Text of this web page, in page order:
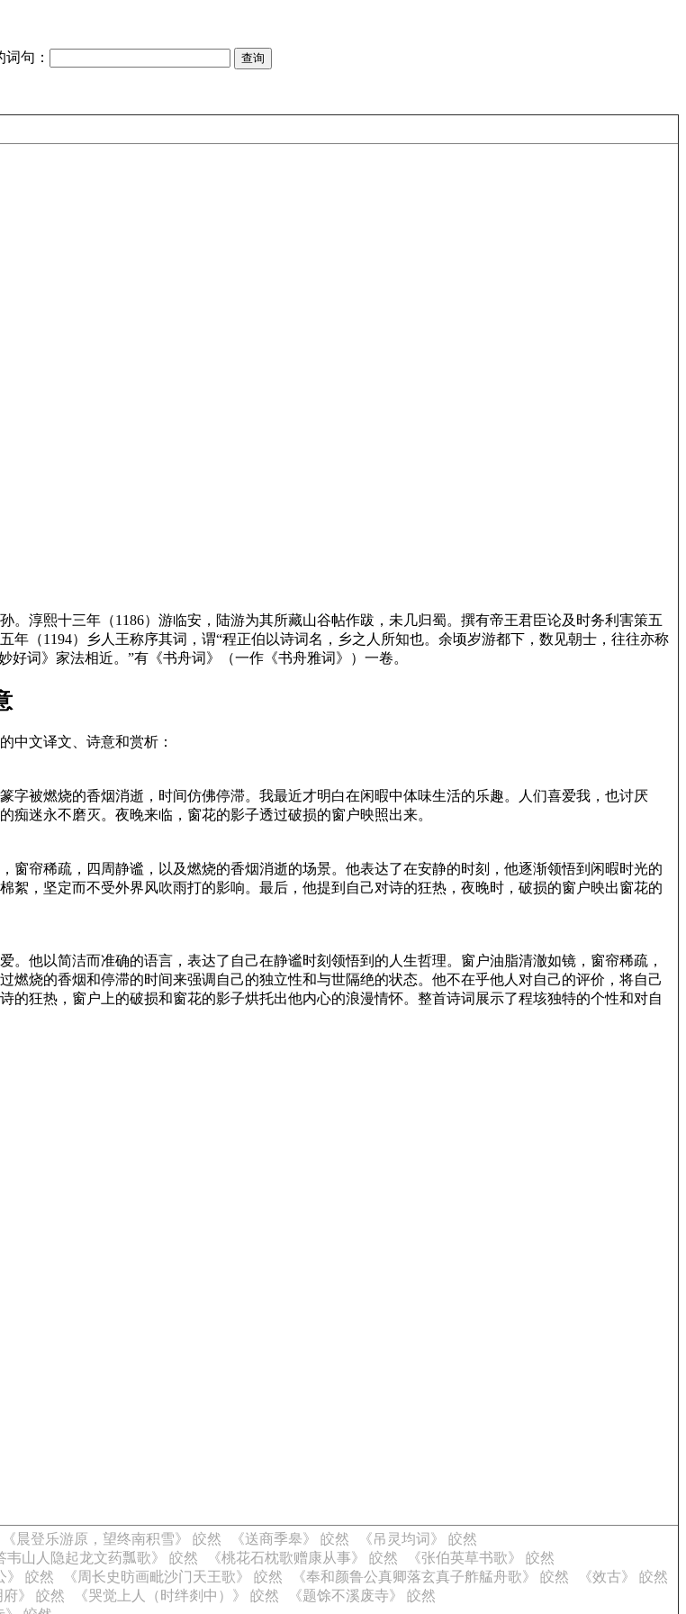
句：
。淳熙十三年（1186）游临安，陆游为其所藏山谷帖作跋，未几归蜀。撰有帝王君臣论及时务利害策五
年（1194）乡人王称序其词，谓“程正伯以诗词名，乡之人所知也。余顷岁游都下，数见朝士，往往亦称
词》家法相近。”有《书舟词》（一作《书舟雅词》）一卷。
中文译文、诗意和赏析：
字被燃烧的香烟消逝，时间仿佛停滞。我最近才明白在闲暇中体味生活的乐趣。人们喜爱我，也讨厌
迷永不磨灭。夜晚来临，窗花的影子透过破损的窗户映照出来。
窗帘稀疏，四周静谧，以及燃烧的香烟消逝的场景。他表达了在安静的时刻，他逐渐领悟到闲暇时光的
絮，坚定而不受外界风吹雨打的影响。最后，他提到自己对诗的狂热，夜晚时，破损的窗户映出窗花的
他以简洁而准确的语言，表达了自己在静谧时刻领悟到的人生哲理。窗户油脂清澈如镜，窗帘稀疏，
燃烧的香烟和停滞的时间来强调自己的独立性和与世隔绝的状态。他不在乎他人对自己的评价，将自己
的狂热，窗户上的破损和窗花的影子烘托出他内心的浪漫情怀。整首诗词展示了程垓独特的个性和对自
《晨登乐游原，望终南积雪》 皎然 《送商季皋》 皎然
《吊灵均词》 皎然
韦山人隐起龙文药瓢歌》 皎然 《桃花石枕歌赠康从事》 皎然
《张伯英草书歌》 皎然
》 皎然 《周长史昉画毗沙门天王歌》 皎然 《奉和颜鲁公真卿落玄真子舴艋舟歌》 皎然
《效古》 皎然
府》 皎然 《哭觉上人（时绊剡中）》 皎然
《题馀不溪废寺》 皎然